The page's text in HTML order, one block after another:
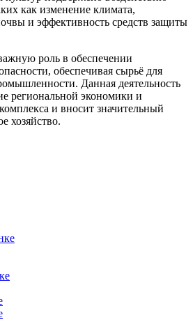
как изменение климата,
и эффективность средств защиты
роль в обеспечении
обеспечивая сырьё для
Данная деятельность
региональной экономики и
и вносит значительный
хозяйство.